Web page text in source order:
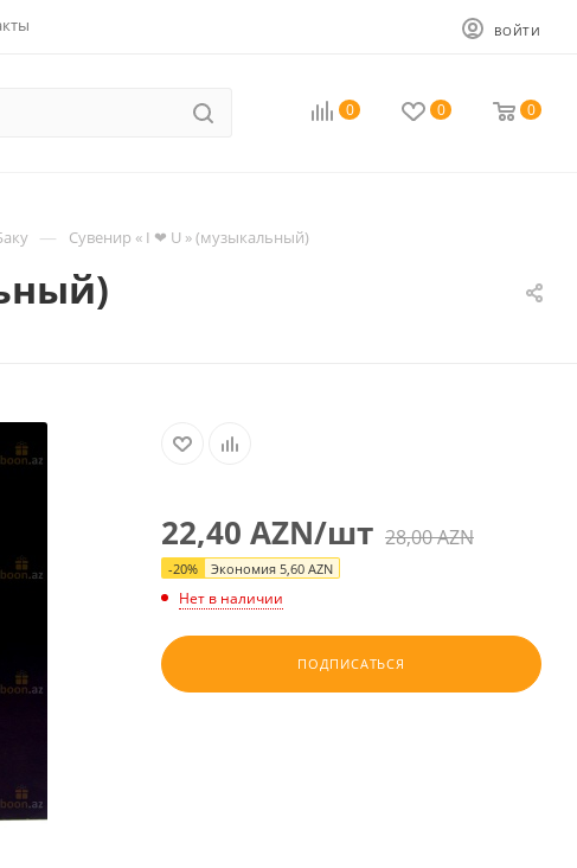
ВОЙТИ
0 0 0
— Сувенир « I ❤ U » (музыкальный)
22,40 AZN/шт 28,00AZN
-20% Экономия 5,60 AZN
Нет в наличии
ПОДПИСАТЬСЯ